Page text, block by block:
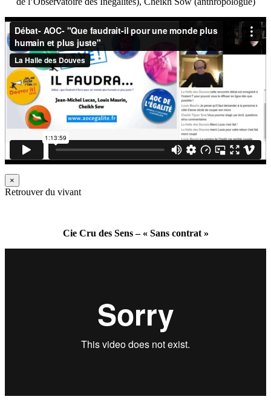
×
Retrouver du vivant
Cie Cru des Sens – « Sans contrat »